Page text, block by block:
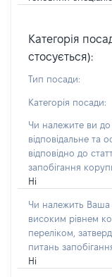
Категорія
стосується):
Тип посади:
Категорія посади:
Чи належите ви до
відповідальне та
відповідно до
запобігання
Ні
Чи належить Ваша
високим рівнем
переліком,
питань
Ні